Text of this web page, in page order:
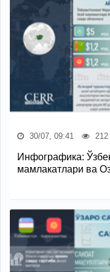
30/07, 09:41 212
Инфографика:
мамлакатлари ва